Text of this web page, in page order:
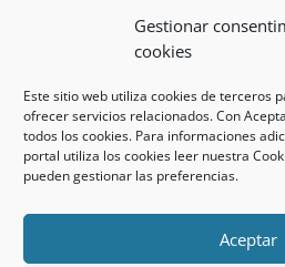
Gestionar
cookies
Este sitio web utiliza cookies de terceros
ofrecer servicios relacionados. Con
todos los cookies. Para informaciones
portal utiliza los cookies leer nuestra
pueden gestionar las preferencias.
Aceptar
info@geatech.it
Legal:
Privacy policy